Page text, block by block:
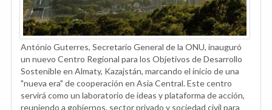
António Guterres, Secretario General de la ONU, inauguró
un nuevo Centro Regional para los Objetivos de Desarrollo
Sostenible en Almaty, Kazajstán, marcando el inicio de una
"nueva era" de cooperación en Asia Central. Este centro
servirá como un laboratorio de ideas y plataforma de acción,
reuniendo a gobiernos, sector privado y sociedad civil para